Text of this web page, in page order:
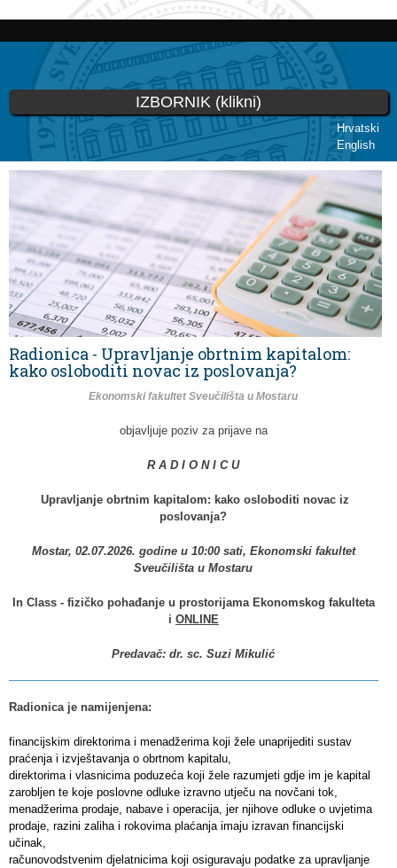
Skoči
glavni
sadržaj
Hrvatski
English
IZBORNIK (klikni)
Vi ste ovdje
Radionica - Upravljanje obrtnim kapitalom:
kako osloboditi novac iz poslovanja?
Ekonomski fakultet Sveučilišta u Mostaru
objavljuje poziv za prijave na
R A D I O N I C U
Upravljanje obrtnim kapitalom: kako osloboditi novac iz
poslovanja?
Mostar, 02.07.2026. godine u 10:00 sati, Ekonomski fakultet
Sveučilišta u Mostaru
In Class - fizičko pohađanje u prostorijama Ekonomskog fakulteta
i ONLINE
Predavač: dr. sc. Suzi Mikulić
Radionica je namijenjena:
financijskim direktorima i menadžerima koji žele unaprijediti sustav
praćenja i izvještavanja o obrtnom kapitalu,
direktorima i vlasnicima poduzeća koji žele razumjeti gdje im je kapital
zarobljen te koje poslovne odluke izravno utječu na novčani tok,
menadžerima prodaje, nabave i operacija, jer njihove odluke o uvjetima
prodaje, razini zaliha i rokovima plaćanja imaju izravan financijski
učinak,
računovodstvenim djelatnicima koji osiguravaju podatke za upravljanje